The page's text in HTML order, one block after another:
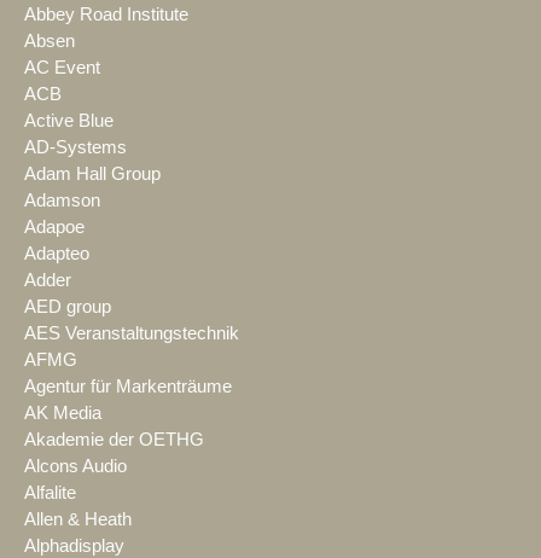
Abbey Road Institute
Absen
AC Event
ACB
Active Blue
AD-Systems
Adam Hall Group
Adamson
Adapoe
Adapteo
Adder
AED group
AES Veranstaltungstechnik
AFMG
Agentur für Markenträume
AK Media
Akademie der OETHG
Alcons Audio
Alfalite
Allen & Heath
Alphadisplay